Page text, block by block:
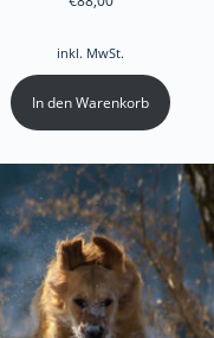
inkl. MwSt.
In den Warenkorb